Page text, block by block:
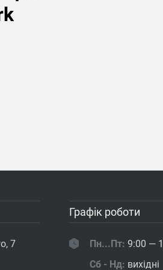
7
Графік роботи
Пн...Пт: 9:00 —
Сб - Нд: вихідні